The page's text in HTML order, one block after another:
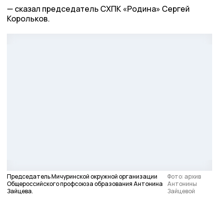
сказал председатель СХПК «Родина» Сергей
Корольков.
Председатель Мичуринской окружной организации
Общероссийского профсоюза образования Антонина
Зайцева.
Фото: архив
Антонины
Зайцевой